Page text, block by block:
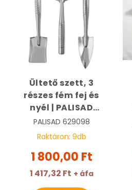
Ültető szett, 3
részes fém fej és
nyél | PALISAD
629098
PALISAD 629098
Raktáron: 9db
1 800,00 Ft
1 417,32 Ft + áfa